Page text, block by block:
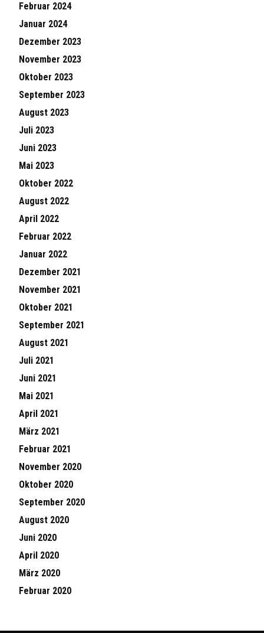
Februar 2024
Januar 2024
Dezember 2023
November 2023
Oktober 2023
September 2023
August 2023
Juli 2023
Juni 2023
Mai 2023
Oktober 2022
August 2022
April 2022
Februar 2022
Januar 2022
Dezember 2021
November 2021
Oktober 2021
September 2021
August 2021
Juli 2021
Juni 2021
Mai 2021
April 2021
März 2021
Februar 2021
November 2020
Oktober 2020
September 2020
August 2020
Juni 2020
April 2020
März 2020
Februar 2020